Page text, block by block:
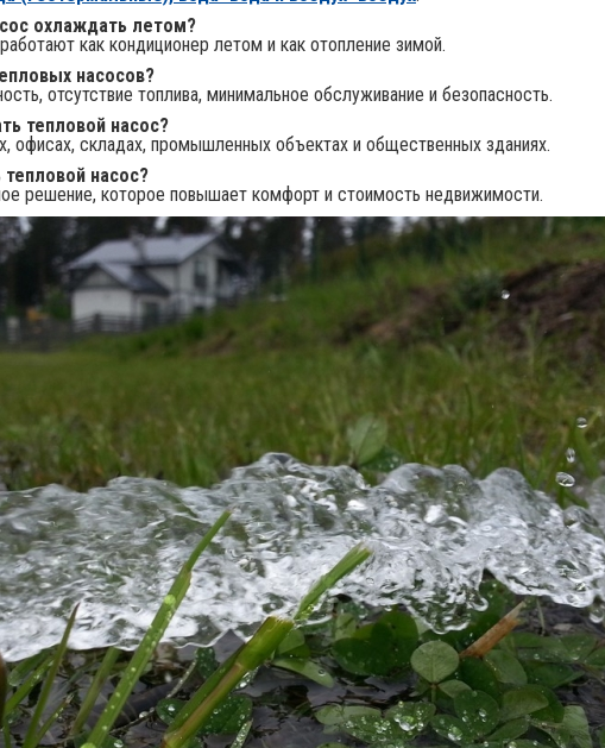
охлаждать летом?
как кондиционер летом и как отопление зимой.
насосов?
отсутствие топлива, минимальное обслуживание и безопасность.
тепловой насос?
офисах, складах, промышленных объектах и общественных зданиях.
насос?
решение, которое повышает комфорт и стоимость недвижимости.